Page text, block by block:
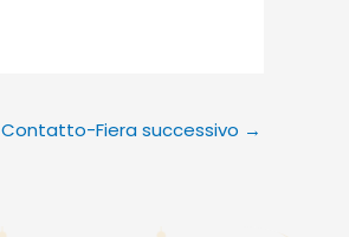
Contatto-Fiera successivo →